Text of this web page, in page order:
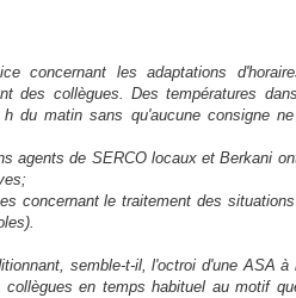
concernant les adaptations
des collègues. Des températures
du matin sans qu'aucune consigne
agents de SERCO locaux et Berkani
concernant le traitement des
semble-t-il, l'octroi d'une ASA à
en temps habituel au motif